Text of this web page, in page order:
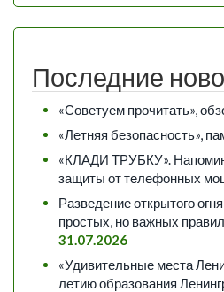
Последние
«Советуем прочитать»,
«Летняя безопасность»,
«КЛАДИ ТРУБКУ».
защиты от телефонных
Разведение открытого
простых, но важных
31.07.2026
«Удивительные места
летию образования